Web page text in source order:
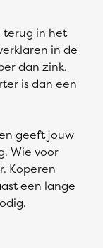
terug in het
in de
dan zink.
is dan een
geeft jouw
Wie voor
Koperen
een lange